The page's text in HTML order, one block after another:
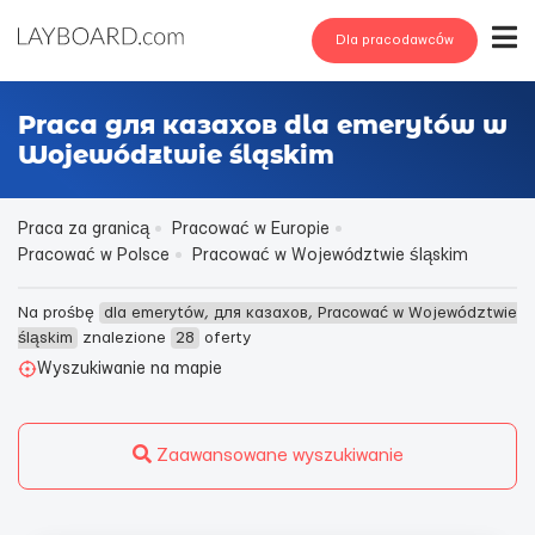
Dla pracodawców
Praca для казахов dla emerytów w
Województwie śląskim
Praca za granicą
Pracować w Europie
Pracować w Polsce
Pracować w Województwie śląskim
Na prośbę dla emerytów, для казахов, Pracować w Województwie
śląskim
znalezione 28
oferty
Wyszukiwanie na mapie
Zaawansowane wyszukiwanie